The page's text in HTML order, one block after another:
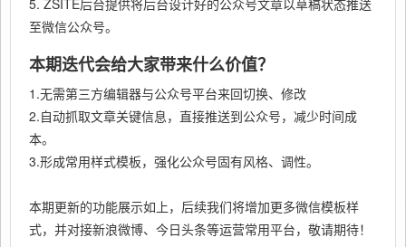
至微信公众号。
本期迭代会给大家带来什么价值？
1.无需第三方编辑器与公众号平台来回切换、修改
2.自动抓取文章关键信息，直接推送到公众号，减少时间成
本。
3.形成常用样式模板，强化公众号固有风格、调性。
本期更新的功能展示如上，后续我们将增加更多微信模板样
式，并对接新浪微博、今日头条等运营常用平台，敬请期待！